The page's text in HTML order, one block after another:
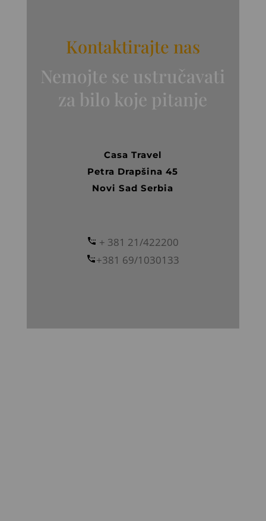
Kontaktirajte nas
Nemojte se ustručavati
za bilo koje pitanje
Casa Travel
Petra Drapšina 45
Novi Sad Serbia
+ 381 21/422200
+381 69/1030133